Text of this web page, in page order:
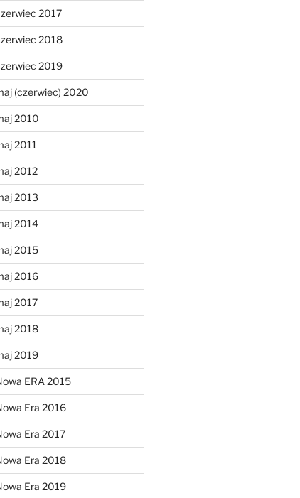
2017
2018
2019
(czerwiec) 2020
2010
2011
2012
2013
2014
2015
2016
2017
2018
2019
ERA 2015
Era 2016
Era 2017
Era 2018
Era 2019